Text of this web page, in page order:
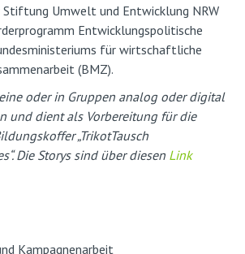
Umwelt und Entwicklung NRW
Entwicklungspolitische
für wirtschaftliche
(BMZ).
oder in Gruppen analog oder digital
und dient als Vorbereitung für die
„TrikotTausch
Die Storys sind über diesen Link
Kampagnenarbeit